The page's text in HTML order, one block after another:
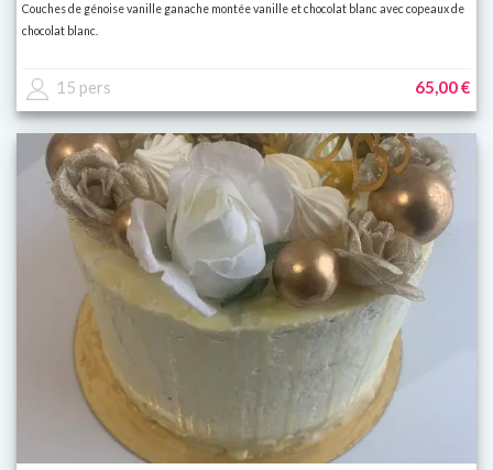
Couches de génoise vanille ganache montée vanille et chocolat blanc avec copeaux de
chocolat blanc.
15 pers 65,00 €